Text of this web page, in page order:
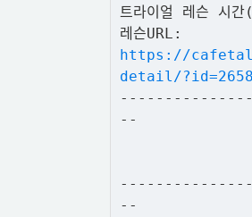
트라이얼 레슨 시
레슨URL:
https://
detail/
--
--